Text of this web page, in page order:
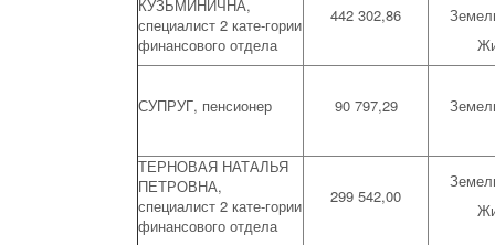
КУЗЬМИНИЧНА,
специалист 2 кате-гории
финансового отдела
442 302,86
СУПРУГ, пенсионер 90 797,29
ТЕРНОВАЯ НАТАЛЬЯ
ПЕТРОВНА,
специалист 2 кате-гории
финансового отдела
299 542,00